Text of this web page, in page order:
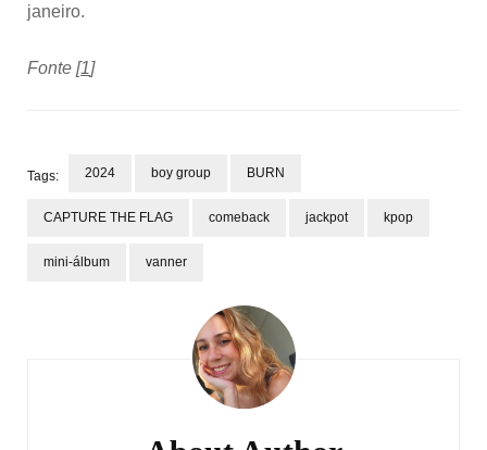
janeiro.
Fonte [1]
Tags: 2024 boy group BURN
CAPTURE THE FLAG comeback jackpot kpop
mini-álbum vanner